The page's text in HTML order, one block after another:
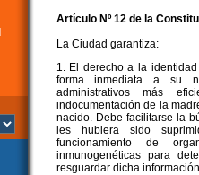
Artículo Nº 12 de la
La Ciudad garantiza:
1. El derecho a la
forma inmediata a su
administrativos más
indocumentación de la
nacido. Debe facilitarse la
les hubiera sido
funcionamiento de
inmunogenéticas para
resguardar dicha